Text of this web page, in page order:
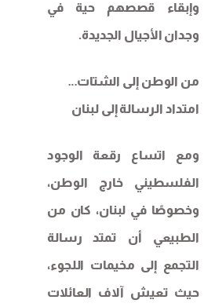
وإبقاء قصصهم حية في
وجدان الأجيال الجديدة.
من الوطن إلى الشتات…
امتداد الرسالة إلى لبنان
ومع اتساع رقعة الوجود
الفلسطيني خارج الوطن،
وخصوصًا في لبنان، كان من
الطبيعي أن تمتد رسالة
التجمع إلى مخيمات اللجوء،
حيث تعيش آلاف العائلات